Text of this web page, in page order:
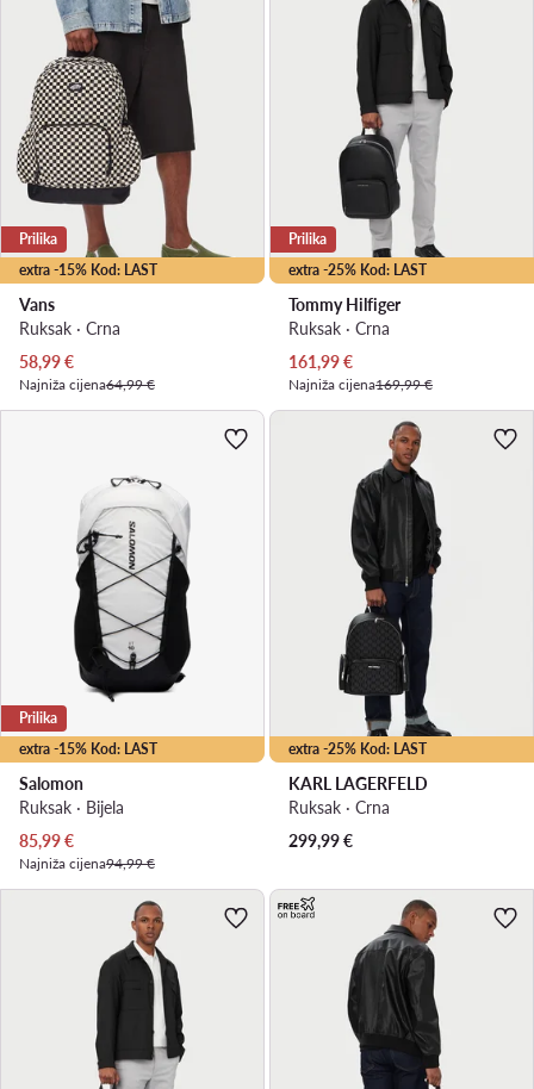
extra -15% Kod: LAST
Prilika
Vans
Ruksak · Crna
Trenutna cijena
58,99€
Najniža cijena64,99 €
extra -25% Kod: LAST
Prilika
Tommy Hilfiger
Ruksak · Crna
Trenutna cijena
161,99€
Najniža cijena169,99 €
extra -15% Kod: LAST
Prilika
Salomon
Ruksak · Bijela
Trenutna cijena
85,99€
Najniža cijena94,99 €
extra -25% Kod: LAST
KARL LAGERFELD
Ruksak · Crna
299,99€